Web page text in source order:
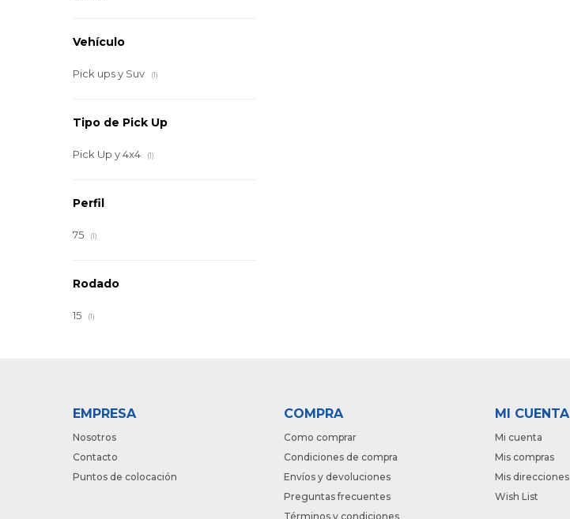
Vehículo
Pick ups y Suv (1)
Tipo de Pick Up
Pick Up y 4x4 (1)
Perfil
75 (1)
Rodado
15 (1)
EMPRESA
Nosotros
Contacto
Puntos de colocación
COMPRA
Como comprar
Condiciones de compra
Envíos y devoluciones
Preguntas frecuentes
Términos y condiciones
MI CUENTA
Mi cuenta
Mis compras
Mis direcciones
Wish List